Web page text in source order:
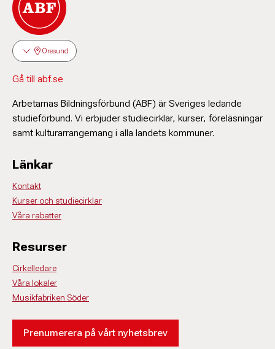
Öresund
Gå till abf.se
Arbetarnas Bildningsförbund (ABF) är Sveriges ledande
studieförbund. Vi erbjuder studiecirklar, kurser, föreläsningar
samt kulturarrangemang i alla landets kommuner.
Länkar
Kontakt
Kurser och studiecirklar
Våra rabatter
Resurser
Cirkelledare
Våra lokaler
Musikfabriken Söder
Prenumerera på vårt nyhetsbrev